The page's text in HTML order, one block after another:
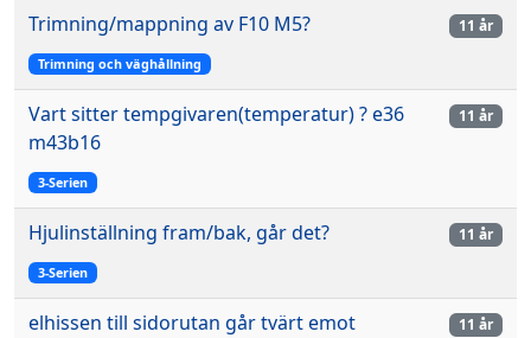
Trimning/mappning av F10 M5?
Trimning och väghållning
11 år
Vart sitter tempgivaren(temperatur) ? e36
m43b16
3-Serien
11 år
Hjulinställning fram/bak, går det?
3-Serien
11 år
elhissen till sidorutan går tvärt emot 11 år